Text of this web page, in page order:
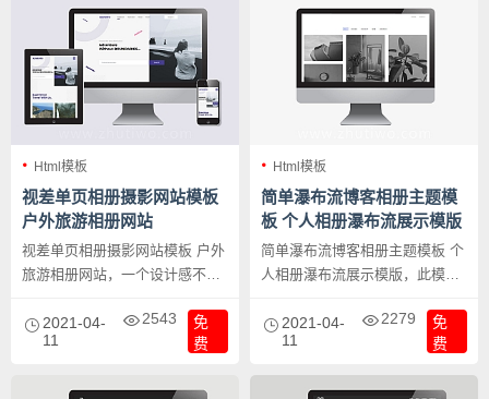
电脑，并且页面使用了无刷新加
载，用户体验非常的棒。
机、平板、电脑，并且页面使用
了无刷新加载，用户体验非常的
Html模板
视差单页相册摄影网站模板
户外旅游相册网站
视差单页相册摄影网站模板 户外
旅游相册网站，一个设计感不错
游的你。
2021-04-
11
2543
免
费
Html模板
简单瀑布流博客相册主题模
板 个人相册瀑布流展示模版
简单瀑布流博客相册主题模板 个
人相册瀑布流展示模版，此模板
体为瀑布流布局，干净简洁。
2021-04-
11
2279
免
费